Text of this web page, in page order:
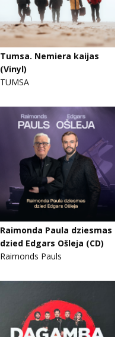
Tumsa. Nemiera kaijas
(Vinyl)
TUMSA
Raimonda Paula dziesmas
dzied Edgars Ošleja (CD)
Raimonds Pauls